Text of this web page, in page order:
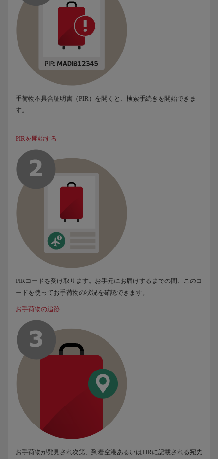
手荷物不具合証明書（PIR）を開くと、検索手続きを開始できま
す。
PIRを開始する
PIRコードを受け取ります。お手元にお届けするまでの間、このコ
ードを使ってお手荷物の状況を確認できます。
お手荷物の追跡
お手荷物が発見され次第、到着空港あるいはPIRに記載される宛先